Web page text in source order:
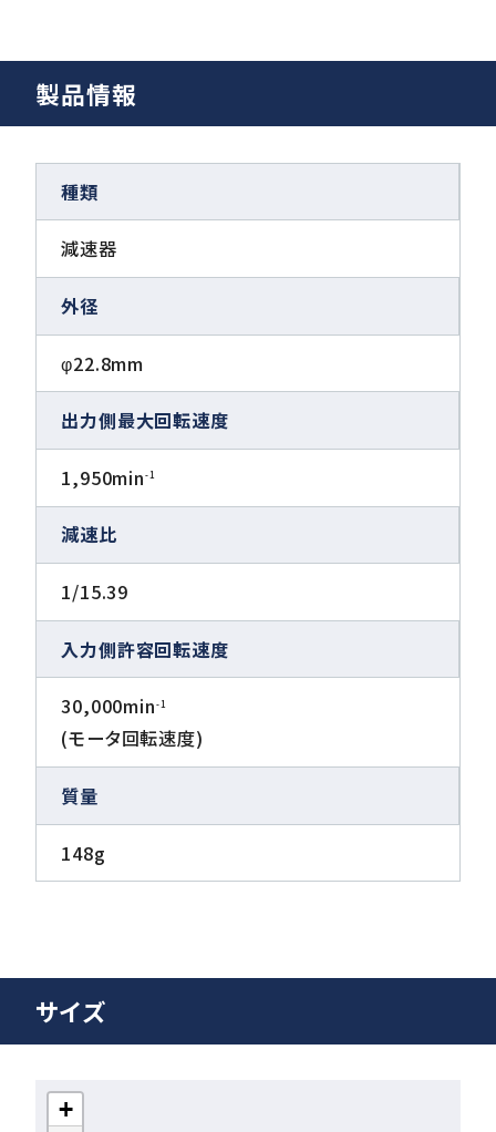
製品情報
種類
減速器
外径
φ22.8mm
出力側最大回転速度
1,950min-1
減速比
1/15.39
入力側許容回転速度
30,000min-1
(モータ回転速度)
質量
148g
サイズ
+